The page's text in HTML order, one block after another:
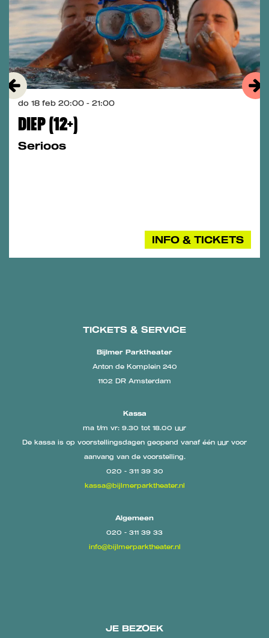
DIEP (12+)
Serioos
do 18 feb 20:00 - 21:00
INFO & TICKETS
TICKETS & SERVICE
Bijlmer Parktheater
Anton de Komplein 240
1102 DR Amsterdam
Kassa
ma t/m vr: 9.30 tot 18.00 uur
De kassa is op voorstellingsdagen geopend vanaf één uur voor
aanvang van de voorstelling.
020 - 311 39 30
kassa@bijlmerparktheater.nl
Algemeen
020 - 311 39 33
info@bijlmerparktheater.nl
JE BEZOEK